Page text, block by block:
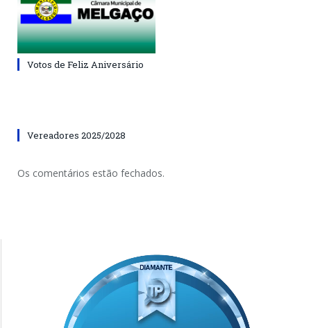
Votos de Feliz Aniversário
Vereadores 2025/2028
Os comentários estão fechados.